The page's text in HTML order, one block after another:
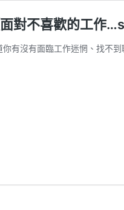
面對不喜歡的工
你有沒有面臨工作迷惘、找不